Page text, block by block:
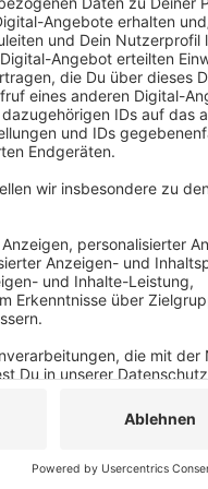
Ein Teil der Einnahmen
vergangeen
kommenden
erhalten.
Anzeige